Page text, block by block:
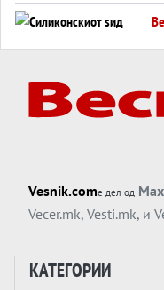
Vesnik.comе дел од
Vecer.mk, Vesti.mk, и
КАТЕГОРИИ